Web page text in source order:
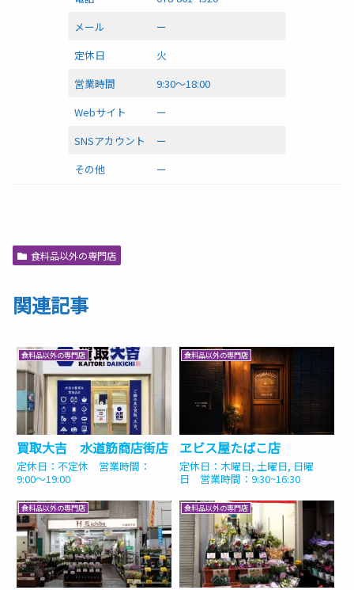
メール
ー
定休日
火
営業時間
9:30～18:00
Webサイト
ー
SNSアカウント
ー
その他
ー
食料品以外の専門店
関連記事
食料品以外の専門店
買取大吉 水道筋商店街店
定休日：不定休 営業時間：
9:00〜19:00
食料品以外の専門店
ヱビス屋たばこ店
定休日：木曜日, 土曜日, 日曜
日 営業時間：9:30~16:30
食料品以外の専門店 食料品以外の専門店